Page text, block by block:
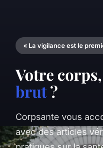
« La vigilance est le
Votre
brut?
Corpsante vous
avec des articles